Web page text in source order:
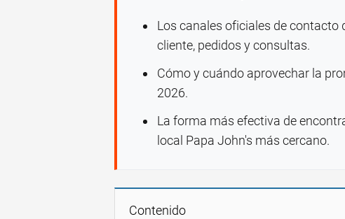
Los canales oficiales de contacto
cliente, pedidos y consultas.
Cómo y cuándo aprovechar la
2026.
La forma más efectiva de
local Papa John's más cercano.
Contenido